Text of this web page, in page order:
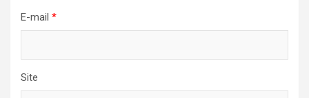
E-mail *
Site